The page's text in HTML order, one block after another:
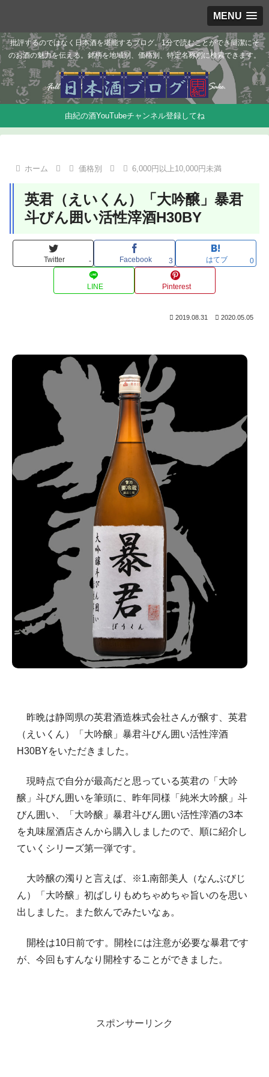
MENU
批評するのではなく日本酒を堪能するブログ。1分で読むことができ簡潔にそ
のお酒の魅力を伝える。銘柄を地域別、価格別、特定名称別に検索できます。
由紀の酒YouTubeチャンネル登録してね
ホーム 価格別 6,000円以上10,000円未満
英君（えいくん）「大吟醸」暴君
斗びん囲い活性滓酒H30BY
Twitter - Facebook 3 はてブ 0
LINE Pinterest
2019.08.31 2020.05.05
昨晩は静岡県の英君酒造株式会社さんが醸す、英君
（えいくん）「大吟醸」暴君斗びん囲い活性滓酒
H30BYをいただきました。
現時点で自分が最高だと思っている英君の「大吟
醸」斗びん囲いを筆頭に、昨年同様「純米大吟醸」斗
びん囲い、「大吟醸」暴君斗びん囲い活性滓酒の3本
を丸味屋酒店さんから購入しましたので、順に紹介し
ていくシリーズ第一弾です。
大吟醸の濁りと言えば、※1.南部美人（なんぶびじ
ん）「大吟醸」初ばしりもめちゃめちゃ旨いのを思い
出しました。また飲んでみたいなぁ。
開栓は10日前です。開栓には注意が必要な暴君です
が、今回もすんなり開栓することができました。
スポンサーリンク